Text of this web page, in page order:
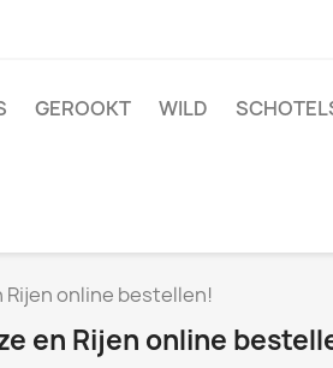
GEROOKT WILD
Rijen online bestellen!
en Rijen online